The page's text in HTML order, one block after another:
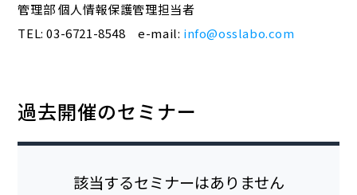
管理部 個人情報保護管理担当者
TEL: 03-6721-8548 e-mail: info@osslabo.com
過去開催のセミナー
該当するセミナーはありません